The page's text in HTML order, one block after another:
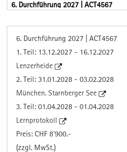
6. Durchführung 2027 | ACT4567
1. Teil: 13.12.2027 - 16.12.2027
Lenzerheide
2. Teil: 31.01.2028 - 03.02.2028
München. Starnberger See
3. Teil: 01.04.2028 - 01.04.2028
Lernprotokoll
Preis: CHF 8'900.-
(zzgl. MwSt.)